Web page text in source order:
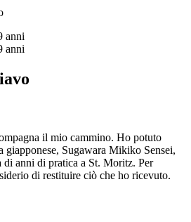
anni
anni
il mio cammino. Ho potuto
giapponese, Sugawara Mikiko Sensei,
di anni di pratica a St. Moritz. Per
di restituire ciò che ho ricevuto.